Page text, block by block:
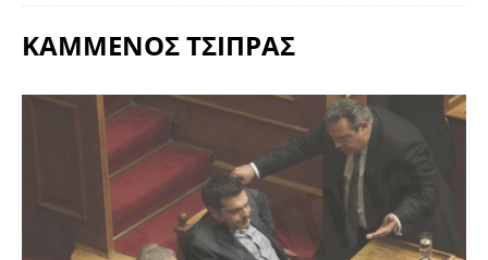
ΚΑΜΜΕΝΟΣ ΤΣΙΠΡΑΣ